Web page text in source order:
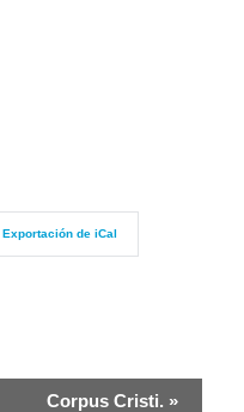
Exportación de iCal
Corpus Cristi. »